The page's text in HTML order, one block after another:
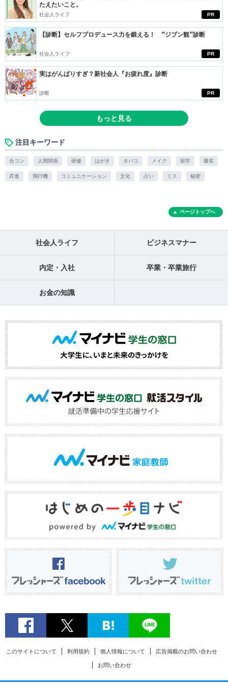
PR
たえたいこと。
社会人ライフ
PR
【診断】セルフプロデュース力を鍛える！ “ジブン観”診断
社会人ライフ
PR
実はがんばりすぎ？新社会人『お疲れ度』診断
診断
もっと見る
注目キーワード
合コン 人間関係 研修 はがき タバコ メイク 留学 爆笑
昇進 飛行機 コミュニケーション 文化 占い ミス 秘密
ページトップへ
社会人ライフ ビジネスマナー
内定・入社 卒業・卒業旅行
お金の知識
このサイトについて 利用規約 個人情報について 広告掲載のお問い合わせ
お問い合わせ